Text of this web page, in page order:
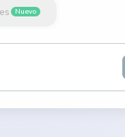
Nuevo